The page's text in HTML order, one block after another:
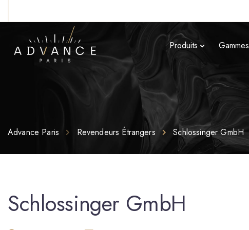
Produits Gammes
Advance Paris Revendeurs Étrangers Schlossinger GmbH
Schlossinger GmbH